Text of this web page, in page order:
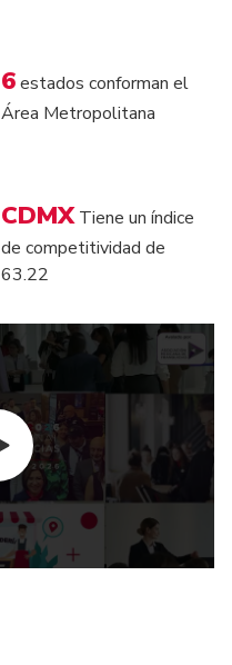
6estados conforman el
Área Metropolitana
CDMXTiene un índice
de competitividad de
63.22